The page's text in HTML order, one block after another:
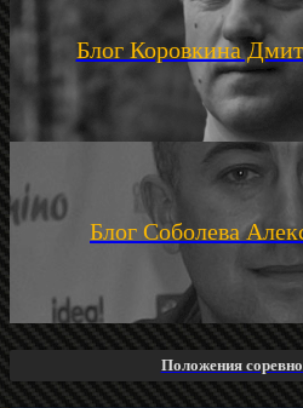
Блог Коровкина
Блог Соболева
Положения